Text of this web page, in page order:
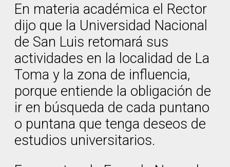
En materia académica el Rector
dijo que la Universidad Nacional
de San Luis retomará sus
actividades en la localidad de La
Toma y la zona de influencia,
porque entiende la obligación de
ir en búsqueda de cada puntano
o puntana que tenga deseos de
estudios universitarios.